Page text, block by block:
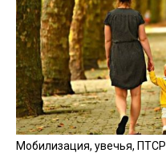
Мобилизация, увечья,